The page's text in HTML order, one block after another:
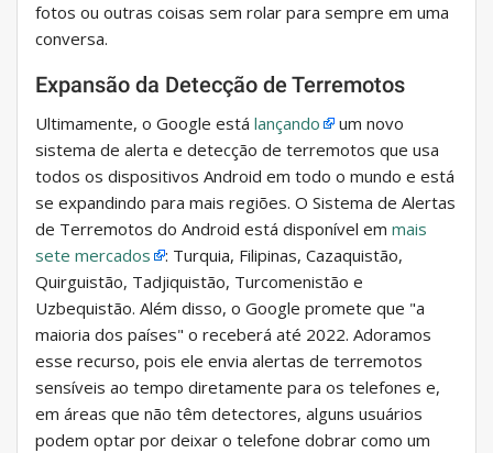
fotos ou outras coisas sem rolar para sempre em uma
conversa.
Expansão da Detecção de Terremotos
Ultimamente, o Google está lançando
um novo
sistema de alerta e detecção de terremotos que usa
todos os dispositivos Android em todo o mundo e está
se expandindo para mais regiões. O Sistema de Alertas
de Terremotos do Android está disponível em mais
sete mercados
: Turquia, Filipinas, Cazaquistão,
Quirguistão, Tadjiquistão, Turcomenistão e
Uzbequistão. Além disso, o Google promete que "a
maioria dos países" o receberá até 2022. Adoramos
esse recurso, pois ele envia alertas de terremotos
sensíveis ao tempo diretamente para os telefones e,
em áreas que não têm detectores, alguns usuários
podem optar por deixar o telefone dobrar como um